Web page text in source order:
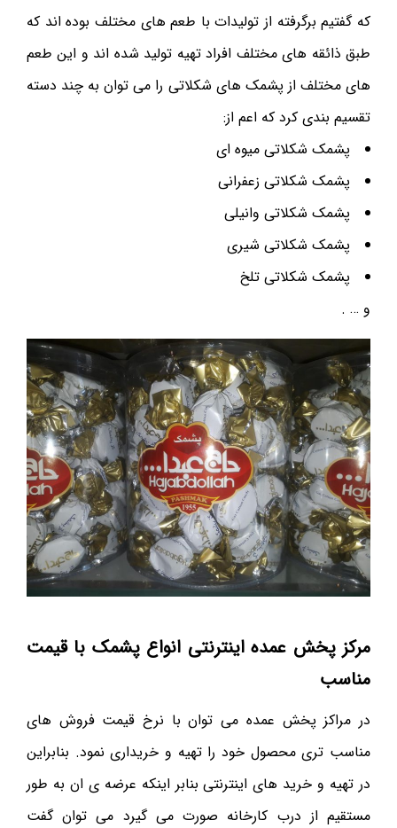
که گفتیم برگرفته از تولیدات با طعم های مختلف بوده اند که
طبق ذائقه های مختلف افراد تهیه تولید شده اند و این طعم
های مختلف از پشمک های شکلاتی را می توان به چند دسته
تقسیم بندی کرد که اعم از:
پشمک شکلاتی میوه ای
پشمک شکلاتی زعفرانی
پشمک شکلاتی وانیلی
پشمک شکلاتی شیری
پشمک شکلاتی تلخ
و … .
مرکز پخش عمده اینترنتی انواع پشمک با قیمت
مناسب
در مراکز پخش عمده می توان با نرخ قیمت فروش های
مناسب تری محصول خود را تهیه و خریداری نمود. بنابراین
در تهیه و خرید های اینترنتی بنابر اینکه عرضه ی ان به طور
مستقیم از درب کارخانه صورت می گیرد می توان گفت